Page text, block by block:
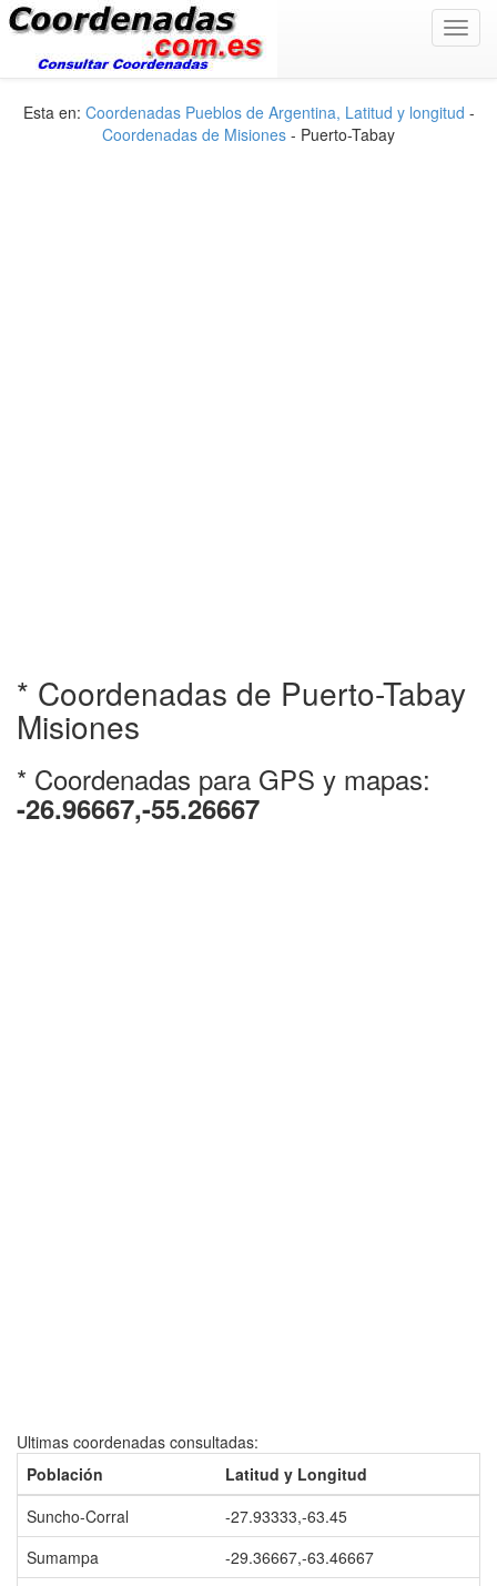
Esta en: Coordenadas Pueblos de Argentina, Latitud y longitud -
Coordenadas de Misiones - Puerto-Tabay
* Coordenadas de Puerto-Tabay
Misiones
* Coordenadas para GPS y mapas:
-26.96667,-55.26667
Ultimas coordenadas consultadas:
Población
Latitud y Longitud
Suncho-Corral
-27.93333,-63.45
Sumampa
-29.36667,-63.46667